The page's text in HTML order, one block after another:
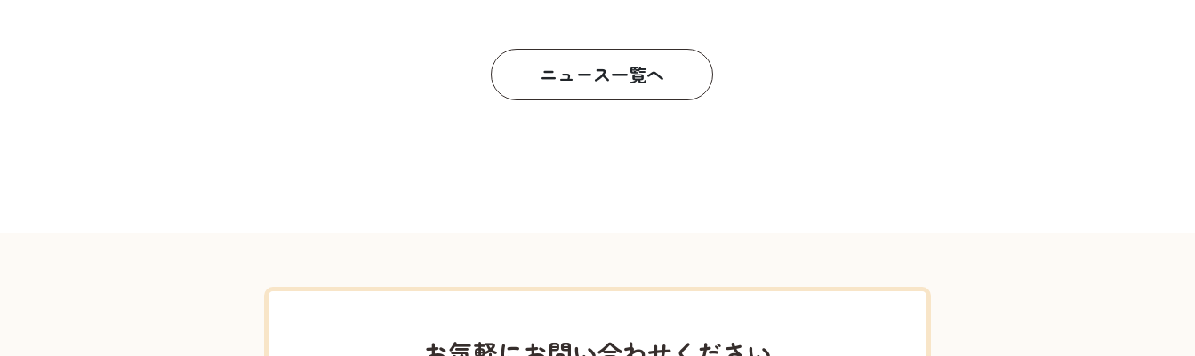
ニュース一覧へ